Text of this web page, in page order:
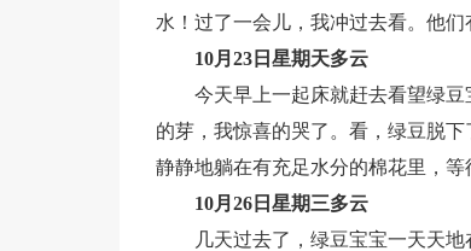
水！过了一会儿，我冲过去看。他
10月23日星期天多云
今天早上一起床就赶去看望绿
的芽，我惊喜的哭了。看，绿豆脱
静静地躺在有充足水分的棉花里，等
10月26日星期三多云
几天过去了，绿豆宝宝一天天